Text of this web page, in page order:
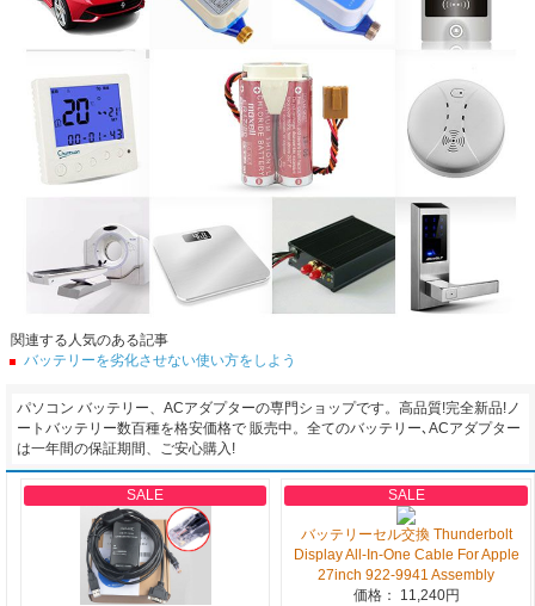
関連する人気のある記事
バッテリーを劣化させない使い方をしよう
パソコン バッテリー、ACアダプターの専門ショップです。高品質!完全新品!ノ
ートバッテリー数百種を格安価格で 販売中。全てのバッテリー､ACアダプター
は一年間の保証期間、ご安心購入!
SALE SALE
バッテリーセル交換 Thunderbolt
Display All-In-One Cable For Apple
27inch 922-9941 Assembly
価格： 11,240円